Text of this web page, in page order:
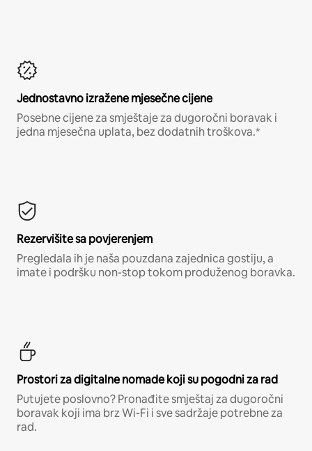
Jednostavno izražene mjesečne cijene
Posebne cijene za smještaje za dugoročni boravak i
jedna mjesečna uplata, bez dodatnih troškova.*
Rezervišite sa povjerenjem
Pregledala ih je naša pouzdana zajednica gostiju, a
imate i podršku non-stop tokom produženog boravka.
Prostori za digitalne nomade koji su pogodni za rad
Putujete poslovno? Pronađite smještaj za dugoročni
boravak koji ima brz Wi-Fi i sve sadržaje potrebne za
rad.